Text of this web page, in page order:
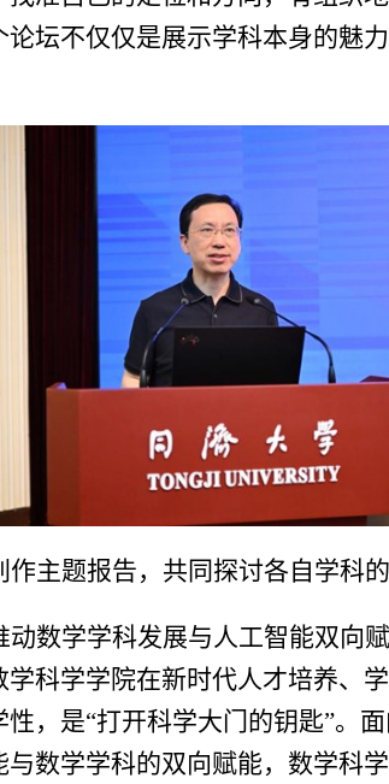
坛不仅仅是展示学科本身的魅
主题报告，共同探讨各自学科
数学学科发展与人工智能双向
科学学院在新时代人才培养、
性，是“打开科学大门的钥匙”。
数学学科的双向赋能，数学科